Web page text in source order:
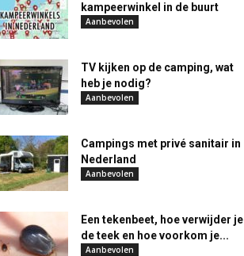
kampeerwinkel in de buurt
Aanbevolen
TV kijken op de camping, wat
heb je nodig?
Aanbevolen
Campings met privé sanitair in
Nederland
Aanbevolen
Een tekenbeet, hoe verwijder je
de teek en hoe voorkom je...
Aanbevolen